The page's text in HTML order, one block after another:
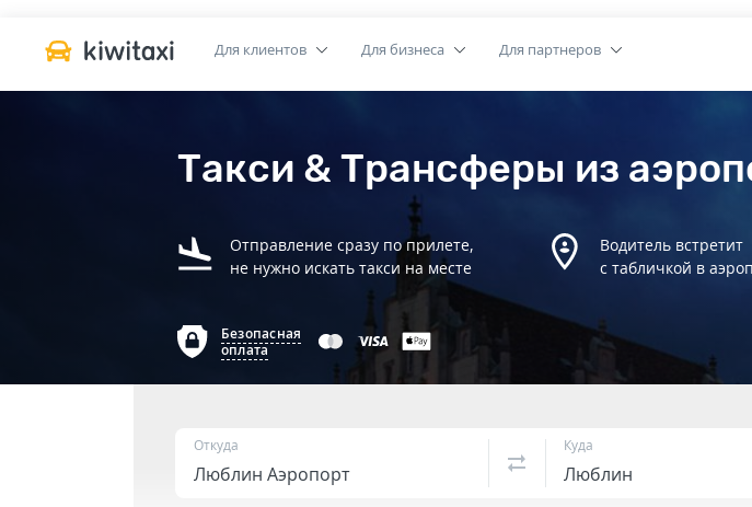
Для клиентов Для бизнеса Для партнеров
Такси & Трансферы из
Отправление сразу по прилете,
не нужно искать такси на месте
Водитель встретит
с табличкой в
Безопасная
оплата
Откуда Куда